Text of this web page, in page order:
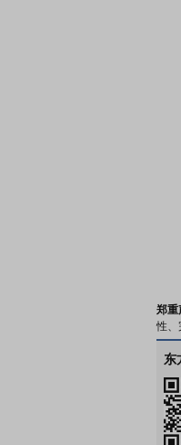
郑重
性、
东